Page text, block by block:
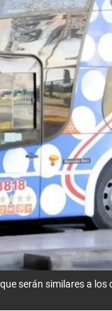
serán similares a los